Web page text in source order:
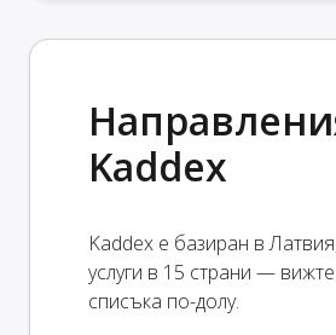
Kaddex
Kaddex е базиран в
услуги в 15 страни —
списъка по-долу.